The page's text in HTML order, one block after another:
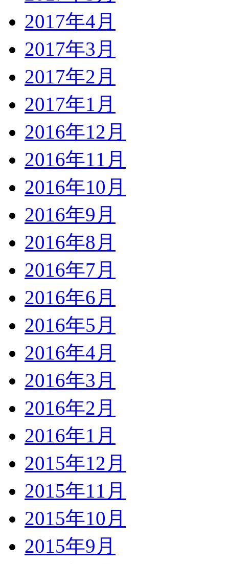
2017年4月
2017年3月
2017年2月
2017年1月
2016年12月
2016年11月
2016年10月
2016年9月
2016年8月
2016年7月
2016年6月
2016年5月
2016年4月
2016年3月
2016年2月
2016年1月
2015年12月
2015年11月
2015年10月
2015年9月